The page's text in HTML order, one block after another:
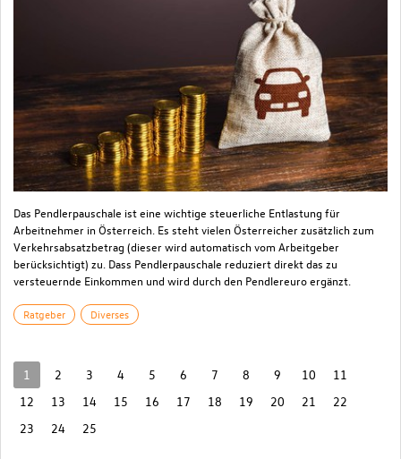
Das Pendlerpauschale ist eine wichtige steuerliche Entlastung für
Arbeitnehmer in Österreich. Es steht vielen Österreicher zusätzlich zum
Verkehrsabsatzbetrag (dieser wird automatisch vom Arbeitgeber
berücksichtigt) zu. Dass Pendlerpauschale reduziert direkt das zu
versteuernde Einkommen und wird durch den Pendlereuro ergänzt.
Ratgeber Diverses
1 2 3 4 5 6 7 8 9 10
11
12
13 14 15 16 17 18 19 20 21
22
23
24 25